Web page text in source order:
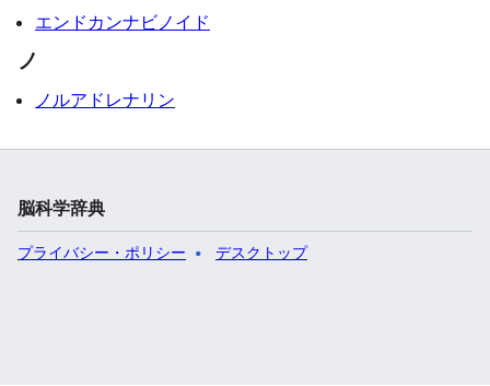
エンドカンナビノイド
ノ
ノルアドレナリン
脳科学辞典
プライバシー・ポリシー デスクトップ